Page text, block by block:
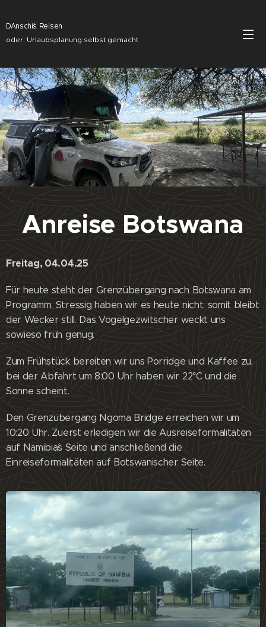
DAnschi´s Reisen
oder: Urlaubsplanung selbst gemacht
Anreise Botswana
Freitag, 04.04.25
Für heute steht der Grenzübergang nach Botswana am
Programm. Stressig haben wir es heute nicht, somit bleibt
der Wecker still. Das Vogelgezwitscher weckt uns
sowieso früh genug.
Zum Frühstück bereiten wir uns Porridge und Kaffee zu,
bei der Abfahrt um 8:00 Uhr haben wir 22°C und die
Sonne scheint.
Den Grenzübergang Ngoma Bridge erreichen wir um
10:20 Uhr. Zuerst erledigen wir die Ausreiseformalitäten
auf Namibia´s Seite und anschließend die
Einreiseformalitäten auf Botswanischer Seite.